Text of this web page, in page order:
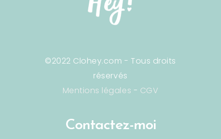
©2022 Clohey.com - Tous droits
réservés
Mentions légales - CGV
Contactez-moi